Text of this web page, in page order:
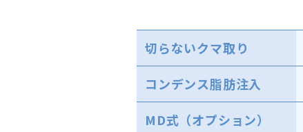
切らないクマ取り
コンデンス脂肪注入
MD式（オプション）